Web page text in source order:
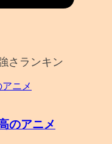
さランキン
のアニメ